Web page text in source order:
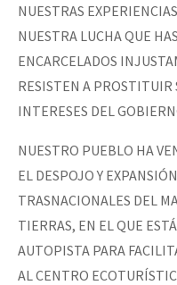
la naturaleza bajo asedio)
Medios Libres
COVID-19
Eventos
NUESTRAS
NUESTRA LUCHA QUE
ENCARCELADOS
RESISTEN A PROSTITUIR
INTERESES DEL
NUESTRO PUEBLO HA
EL DESPOJO Y
TRASNACIONALES DEL
TIERRAS, EN EL QUE
AUTOPISTA PARA
AL CENTRO